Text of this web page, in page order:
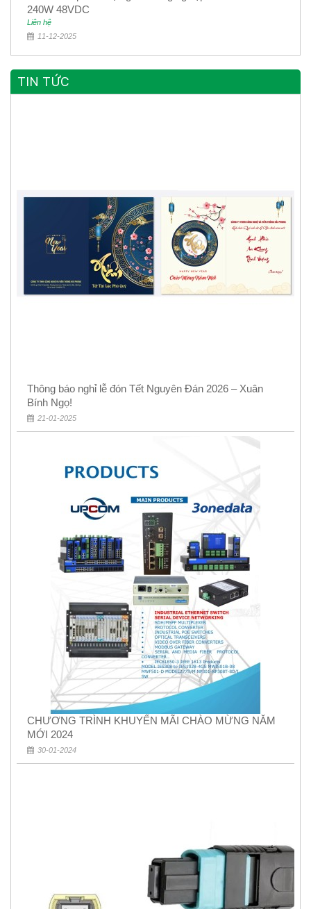
240W 48VDC
Liên hệ
11-12-2025
TIN TỨC
Thông báo nghỉ lễ đón Tết Nguyên Đán 2026 – Xuân
Bính Ngọ!
21-01-2025
CHƯƠNG TRÌNH KHUYẾN MÃI CHÀO MỪNG NĂM
MỚI 2024
30-01-2024